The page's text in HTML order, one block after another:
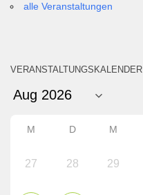
alle Veranstaltungen
VERANSTALTUNGSKALENDER
M D M
27 28 29